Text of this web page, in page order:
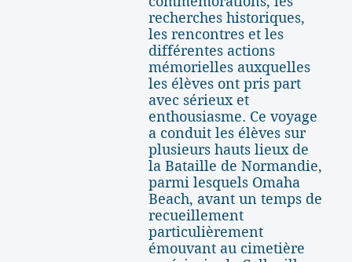
recherches historiques,
les rencontres et les
différentes actions
mémorielles auxquelles
les élèves ont pris part
avec sérieux et
enthousiasme. Ce voyage
a conduit les élèves sur
plusieurs hauts lieux de
la Bataille de Normandie,
parmi lesquels Omaha
Beach, avant un temps de
recueillement
particulièrement
émouvant au cimetière